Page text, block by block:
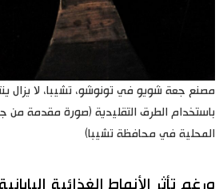
مصنع جعة شويو في تونوشو، تشيبا، لا يزال
باستخدام الطرق التقليدية (صورة مقدمة من
المحلية في محافظة تشيبا)
ورغم تأثر الأنماط الغذائية